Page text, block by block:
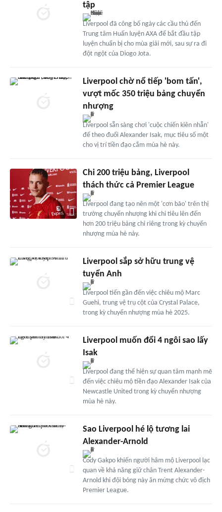
tập
Liverpool đã công bố ngày các cầu thủ đến
Trung tâm Huấn luyện AXA để bắt đầu tập
luyện chuẩn bị cho mùa giải mới, sau sự ra đi
đột ngột của Diogo Jota.
Liverpool chờ nổ tiếp 'bom tấn',
vượt mốc 350 triệu bảng chuyển
nhượng
Liverpool sẵn sàng chơi 'cuộc chiến kiên nhẫn'
để theo đuổi Alexander Isak, mục tiêu số một
cho vị trí tiền đạo cắm mùa hè này.
Chi 200 triệu bảng, Liverpool
thách thức cả Premier League
Liverpool đang tạo nên một 'cơn bão' trên thị
trường chuyển nhượng khi chi tiêu lên đến
hơn 200 triệu bảng chỉ riêng trong kỳ chuyển
nhượng mùa hè này.
Liverpool sắp sở hữu trung vệ
tuyển Anh
Liverpool tiến gần đến việc chiêu mộ Marc
Guehi, trung vệ trụ cột của Crystal Palace,
trong kỳ chuyển nhượng mùa hè 2025.
Liverpool muốn đổi 4 ngôi sao lấy
Isak
Liverpool đang thể hiện sự quan tâm mạnh mẽ
đến việc chiêu mộ tiền đạo Alexander Isak của
Newcastle United trong kỳ chuyển nhượng
mùa hè này.
Sao Liverpool hé lộ tương lai
Alexander-Arnold
Cody Gakpo khiến người hâm mộ Liverpool lạc
quan về khả năng giữ chân Trent Alexander-
Arnold khi đội bóng này ăn mừng chức vô địch
Premier League.